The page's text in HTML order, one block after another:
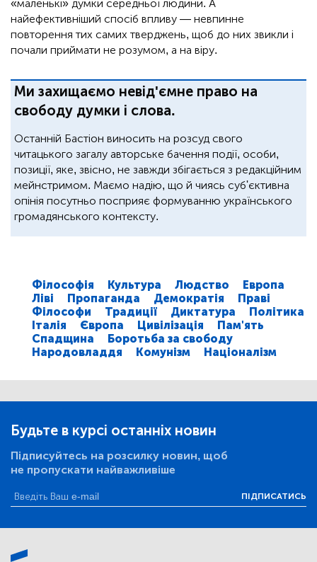
«маленькі» думки середньої людини. А
найефективніший спосіб впливу — невпинне
повторення тих самих тверджень, щоб до них звикли і
почали приймати не розумом, а на віру.
Ми захищаємо невід'ємне право на
свободу думки і слова.
Останній Бастіон виносить на розсуд свого
читацького загалу авторське бачення події, особи,
позиції, яке, звісно, не завжди збігається з редакційним
мейнстримом. Маємо надію, що й чиясь суб'єктивна
опінія посутньо посприяє формуванню українського
громадянського контексту.
Філософія Культура Людство
Европа
Ліві
Пропаганда Демократія
Праві
Філософи
Традиції Диктатура
Політика
Італія
Європа Цивілізація
Пам'ять
Спадщина
Боротьба за свободу
Народовладдя
Комунізм Націоналізм
Будьте в курсі останніх новин
Підписуйтесь на розсилку новин, щоб
не пропускати найважливіше
ПІДПИСАТИСЬ